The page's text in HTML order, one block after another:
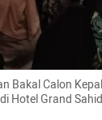
Bakal Calon
Hotel Grand